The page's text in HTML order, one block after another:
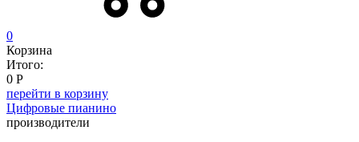
0
Корзина
Итого:
0 Р
перейти в корзину
Цифровые пианино
производители